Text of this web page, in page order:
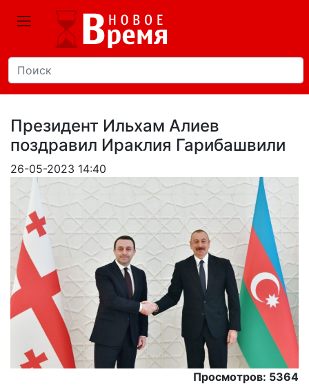
Президент Ильхам Алиев
поздравил Ираклия Гарибашвили
26-05-2023 14:40
Просмотров: 5364